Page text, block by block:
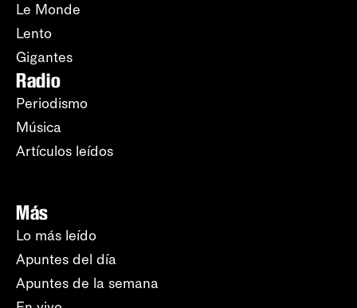
Le Monde
Lento
Gigantes
Radio
Periodismo
Música
Artículos leídos
Más
Lo más leído
Apuntes del día
Apuntes de la semana